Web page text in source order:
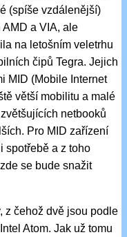
(spíše vzdálenější)
a VIA, ale
na letošním veletrhu
čipů Tegra. Jejich
MID (Mobile Internet
větší mobilitu a malé
netbooků
Pro MID zařízení
spotřebě a z toho
se bude snažit
z čehož dvě jsou podle
Atom. Jak už tomu